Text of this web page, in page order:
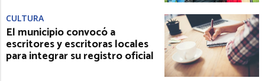
CULTURA
El municipio convocó a
escritores y escritoras locales
para integrar su registro oficial